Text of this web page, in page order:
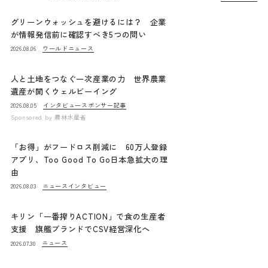
グリーンウォッシュを避けるには？ 企業
が情報発信前に確認すべき5つの問い
2026.08.06 ワールドニュース
人と土地をつなぐ一次産業の力 世界農業
遺産が開くウェルビーイング
2026.08.05 インタビュー スポンサー記事
Sponsored by 農林水産省
「お得」がフードロス削減に 60万人登録
アプリ、Too Good To Go日本急拡大の理
由
2026.08.03 ニュース インタビュー
キリン「一番搾りACTION」で食の生産者
支援 旗艦ブランドでCSV経営深化へ
2026.07.30 ニュース